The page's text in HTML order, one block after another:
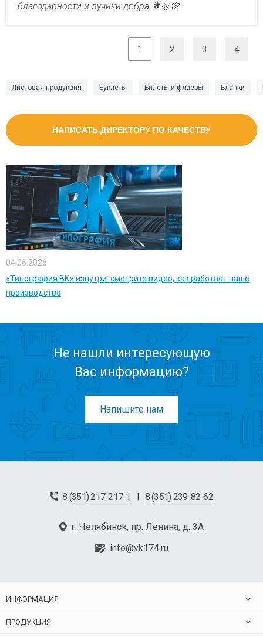
Листовая продукция Буклеты Билеты и флаеры Бланки
НАПИСАТЬ ДИРЕКТОРУ ПО КАЧЕСТВУ
04.06.2026
«Типография ВК» изнутри: смотрите видео, как работает наше
производство
благодарности и лучики добра 🌟🌞🌸
1 2 3 4
Не нашли интересующую
Вас информацию?
Напишите нам
8 (351) 217-217-1 | 8 (351) 239-82-62
г. Челябинск, пр. Ленина, д. 3А
info@vk174.ru
ИНФОРМАЦИЯ
ПРОДУКЦИЯ